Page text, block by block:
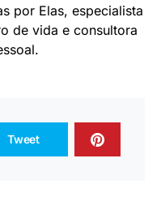
por Elas, especialista
de vida e consultora
Tweet